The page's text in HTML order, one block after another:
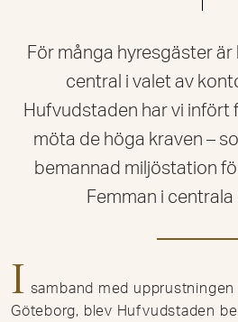
För många hyresgäster
central i valet av
Hufvudstaden har vi infört
möta de höga kraven –
bemannad miljöstation
Femman i
I samband med
Göteborg, blev Hufvudstaden